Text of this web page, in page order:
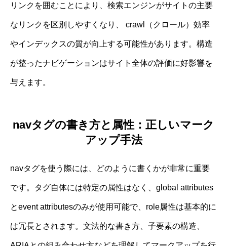
リンクを囲むことにより、検索エンジンがサイトの主要
なリンクを区別しやすくなり、 crawl（クロール）効率
やインデックスの質が向上する可能性があります。構造
が整ったナビゲーションはサイト全体の評価に好影響を
与えます。
navタグの書き方と属性：正しいマーク
アップ手法
navタグを使う際には、どのように書くかが非常に重要
です。タグ自体には特定の属性はなく、global attributes
とevent attributesのみが使用可能で、role属性は基本的に
は冗長とされます。文法的な書き方、子要素の構造、